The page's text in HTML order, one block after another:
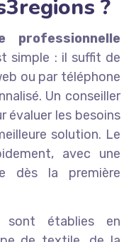
?
professionnelle
simple : il suffit de
ou par téléphone
Un conseiller
évaluer les besoins
solution. Le
avec une
dès la première
sont établies en